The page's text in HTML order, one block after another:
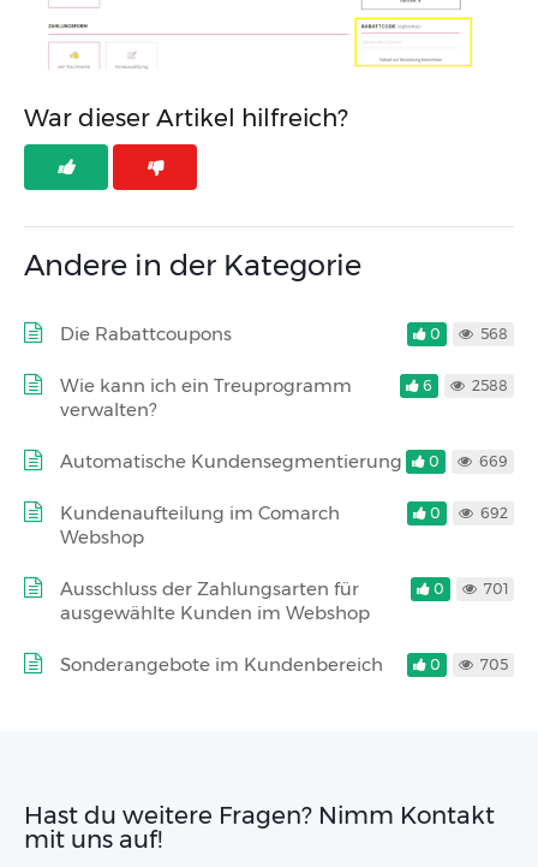
War dieser Artikel hilfreich?
Andere in der Kategorie
Die Rabattcoupons 0 568
Wie kann ich ein Treuprogramm
verwalten?
6 2588
Automatische Kundensegmentierung 0 669
Kundenaufteilung im Comarch
Webshop
0 692
Ausschluss der Zahlungsarten für
ausgewählte Kunden im Webshop
0 701
Sonderangebote im Kundenbereich 0 705
Hast du weitere Fragen? Nimm Kontakt
mit uns auf!